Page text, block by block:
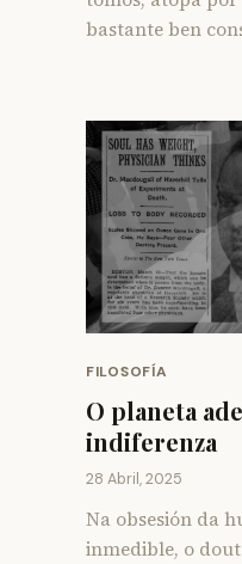
bastante ben
FILOSOFÍA
O planeta
indiferenza
28 Abril, 2025
Na obsesión da
inmedible, o